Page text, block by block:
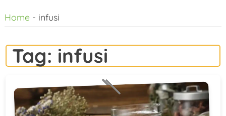
alHome- infusi
Tag: infusi